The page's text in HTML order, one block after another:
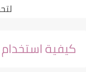
كيفية استخدام